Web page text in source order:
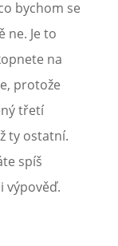
bychom se
ne. Je to
na
protože
třetí
ty ostatní.
spíš
výpověď.